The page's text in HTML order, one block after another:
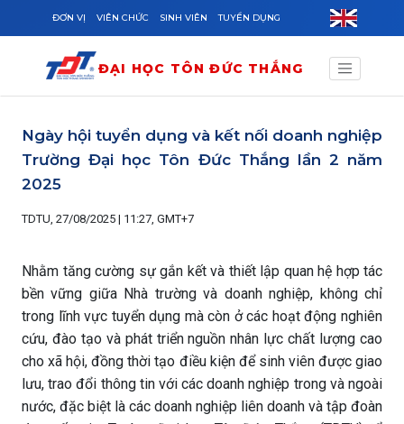
Skip to main content
ĐƠN VỊ VIÊN CHỨC SINH VIÊN TUYỂN DỤNG
ĐẠI HỌC TÔN ĐỨC THẮNG
Ngày hội tuyển dụng và kết nối doanh nghiệp
Trường Đại học Tôn Đức Thắng lần 2 năm
2025
TDTU, 27/08/2025 | 11:27, GMT+7
Nhằm tăng cường sự gắn kết và thiết lập quan hệ hợp tác
bền vững giữa Nhà trường và doanh nghiệp, không chỉ
trong lĩnh vực tuyển dụng mà còn ở các hoạt động nghiên
cứu, đào tạo và phát triển nguồn nhân lực chất lượng cao
cho xã hội, đồng thời tạo điều kiện để sinh viên được giao
lưu, trao đổi thông tin với các doanh nghiệp trong và ngoài
nước, đặc biệt là các doanh nghiệp liên doanh và tập đoàn